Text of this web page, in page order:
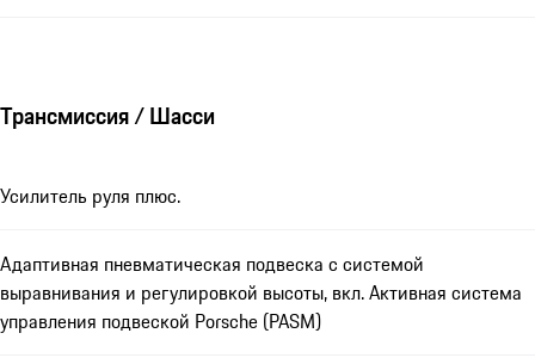
Трансмиссия / Шасси
Усилитель руля плюс.
Адаптивная пневматическая подвеска с системой
выравнивания и регулировкой высоты, вкл. Активная система
управления подвеской Porsche (PASM)